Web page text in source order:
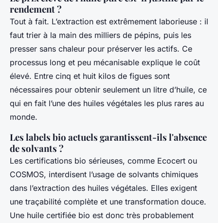
rendement ?
Tout à fait. L’extraction est extrêmement laborieuse : il
faut trier à la main des milliers de pépins, puis les
presser sans chaleur pour préserver les actifs. Ce
processus long et peu mécanisable explique le coût
élevé. Entre cinq et huit kilos de figues sont
nécessaires pour obtenir seulement un litre d’huile, ce
qui en fait l’une des huiles végétales les plus rares au
monde.
Les labels bio actuels garantissent-ils l'absence
de solvants ?
Les certifications bio sérieuses, comme Ecocert ou
COSMOS, interdisent l’usage de solvants chimiques
dans l’extraction des huiles végétales. Elles exigent
une traçabilité complète et une transformation douce.
Une huile certifiée bio est donc très probablement